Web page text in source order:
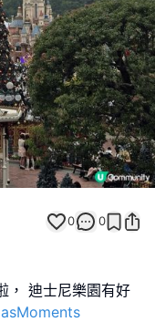
0 0
， 迪士尼樂園有好